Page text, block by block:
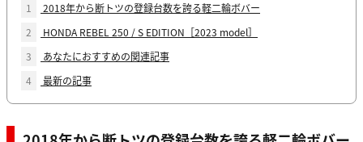
1
2018年から断トツの登録台数を誇る軽二輪ボバー
2
HONDA REBEL 250 / S EDITION［2023 model］
3
あなたにおすすめの関連記事
4
最新の記事